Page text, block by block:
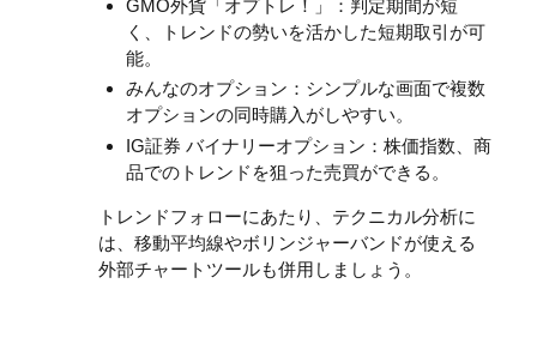
GMO外貨「オプトレ！」：判定期間が短
く、トレンドの勢いを活かした短期取引が可
能。
みんなのオプション：シンプルな画面で複数
オプションの同時購入がしやすい。
IG証券 バイナリーオプション：株価指数、商
品でのトレンドを狙った売買ができる。
トレンドフォローにあたり、テクニカル分析に
は、移動平均線やボリンジャーバンドが使える
外部チャートツールも併用しましょう。